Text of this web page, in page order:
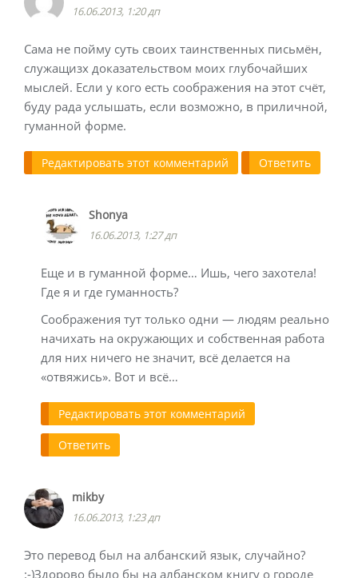
16.06.2013, 1:20 дп
Сама не пойму суть своих таинственных письмён,
служащизх доказательством моих глубочайших
мыслей. Если у кого есть соображения на этот счёт,
буду рада услышать, если возможно, в приличной,
гуманной форме.
Редактировать этот комментарий Ответить
Shonya
16.06.2013, 1:27 дп
Еще и в гуманной форме… Ишь, чего захотела!
Где я и где гуманность?
Соображения тут только одни — людям реально
начихать на окружающих и собственная работа
для них ничего не значит, всё делается на
«отвяжись». Вот и всё…
Редактировать этот комментарий
Ответить
mikby
16.06.2013, 1:23 дп
Это перевод был на албанский язык, случайно?
:-)Здорово было бы на албанском книгу о городе